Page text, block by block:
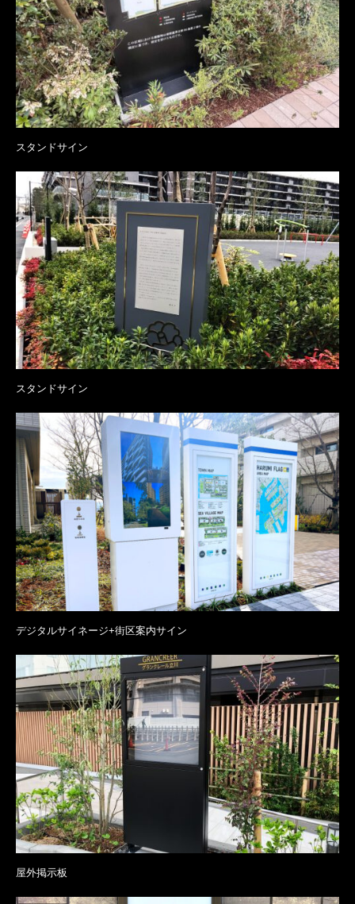
スタンドサイン
スタンドサイン
デジタルサイネージ+街区案内サイン
屋外掲示板